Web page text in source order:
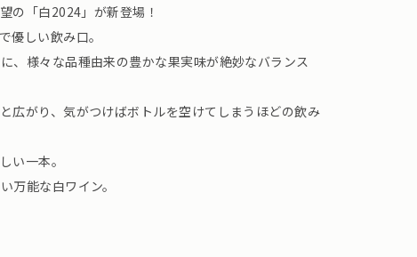
の「白2024」が新登場！
優しい飲み口。
、様々な品種由来の豊かな果実味が絶妙なバランス
広がり、気がつけばボトルを空けてしまうほどの飲み
い一本。
万能な白ワイン。